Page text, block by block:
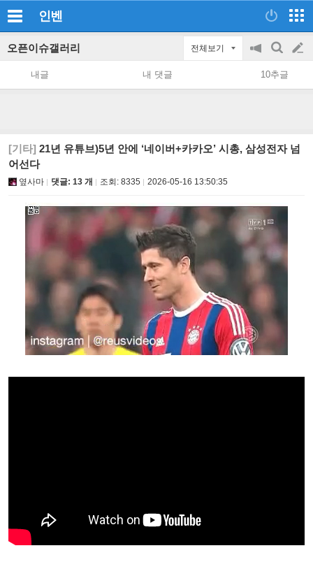
인벤
오픈이슈갤러리 전체보기
공
지
on/off
검
색
글
쓰
내글 내 댓글 10추글
[기타] 21년 유튜브)5년 안에 ‘네이버+카카오’ 시총, 삼성전자 넘
어선다
옆사마 댓글: 13 개 조회: 8335 2026-05-16 13:50:35